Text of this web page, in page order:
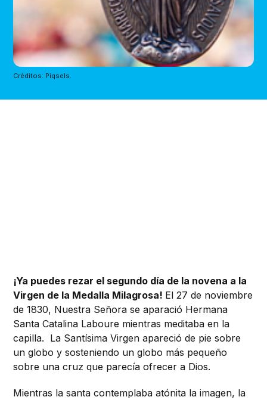
Créditos: Piqsels.
¡Ya puedes rezar el segundo día de la novena a la
Virgen de la Medalla Milagrosa! El 27 de noviembre
de 1830, Nuestra Señora se aparació Hermana
Santa Catalina Laboure mientras meditaba en la
capilla. La Santísima Virgen apareció de pie sobre
un globo y sosteniendo un globo más pequeño
sobre una cruz que parecía ofrecer a Dios.
Mientras la santa contemplaba atónita la imagen, la